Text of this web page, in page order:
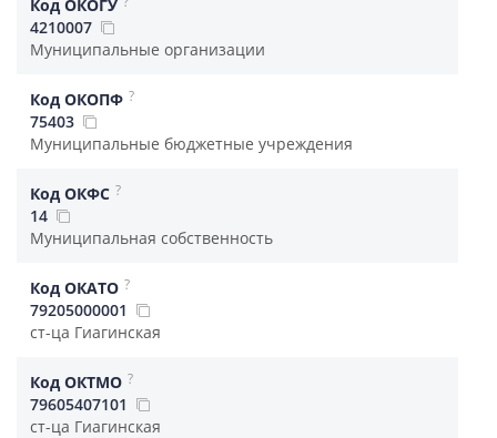
Код ОКОГУ
4210007
Муниципальные организации
Код ОКОПФ ?
75403
Муниципальные бюджетные учреждения
Код ОКФС ?
14
Муниципальная собственность
Код ОКАТО ?
79205000001
ст-ца Гиагинская
Код ОКТМО ?
79605407101
ст-ца Гиагинская